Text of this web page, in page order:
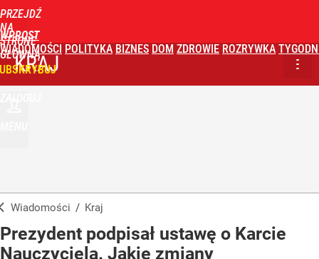
PRZEJDŹ
NA
STRONĘ
GŁÓWNĄ
WPROST
WIADOMOŚCI POLITYKA BIZNES DOM ZDROWIE ROZRYWKA
KRAJ
Wiadomości / Kraj
Prezydent podpisał ustawę o Karcie
Nauczyciela. Jakie zmiany